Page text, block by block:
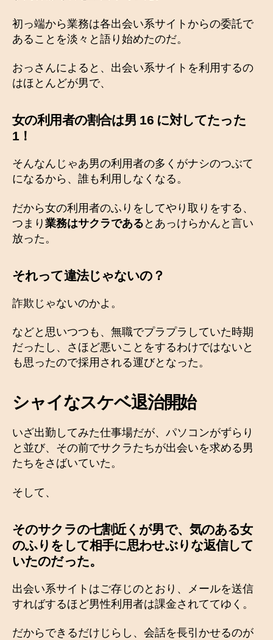
初っ端から業務は各出会い系サイトからの委託で
あることを淡々と語り始めたのだ。
おっさんによると、出会い系サイトを利用するの
はほとんどが男で、
女の利用者の割合は男 16 に対してたった
1！
そんなんじゃあ男の利用者の多くがナシのつぶて
になるから、誰も利用しなくなる。
だから女の利用者のふりをしてやり取りをする、
つまり 業務はサクラである とあっけらかんと言い
放った。
それって違法じゃないの？
詐欺じゃないのかよ。
などと思いつつも、無職でプラプラしていた時期
だったし、さほど悪いことをするわけではないと
も思ったので採用される運びとなった。
シャイなスケベ退治開始
いざ出勤してみた仕事場だが、パソコンがずらり
と並び、その前でサクラたちが出会いを求める男
たちをさばいていた。
そして、
そのサクラの七割近くが男で、気のある女
のふりをして相手に思わせぶりな返信して
いたのだった。
出会い系サイトはご存じのとおり、メールを送信
すればするほど男性利用者は課金されててゆく。
だからできるだけじらし、会話を長引かせるのが